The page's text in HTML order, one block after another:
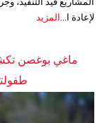
لإعادة ا... المزيد
ماغي بوغصن